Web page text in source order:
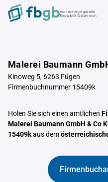
Verrechnungstelle
Republik Österreich
Malerei Baumann
Kinoweg 5, 6263 Fügen
Firmenbuchnummer 15409k
Holen Sie sich einen amtlichen
Malerei Baumann GmbH & Co
15409kaus dem